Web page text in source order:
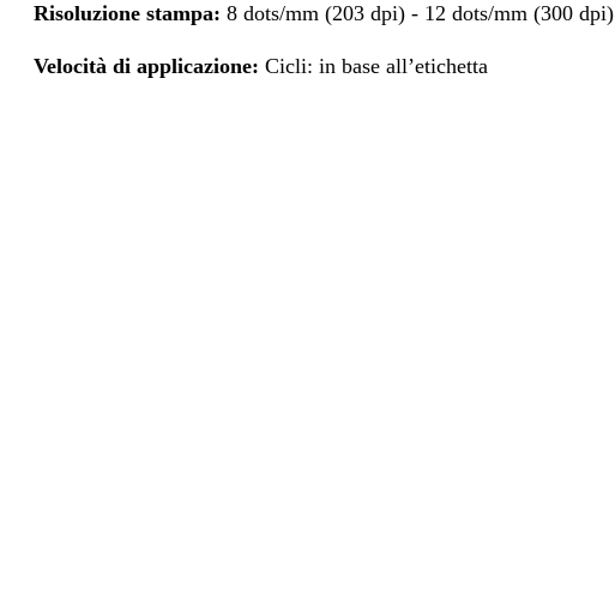
Risoluzione stampa:8 dots/mm (203 dpi) - 12 dots/mm (300 dpi)
Velocità di applicazione:Cicli: in base all’etichetta